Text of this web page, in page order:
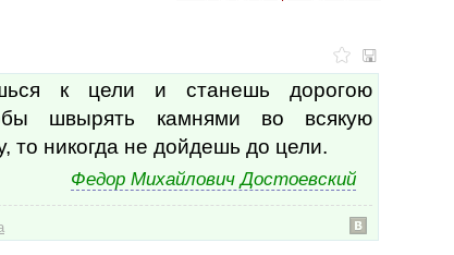
к цели и станешь дорогою
швырять камнями во всякую
то никогда не дойдешь до цели.
Федор Михайлович Достоевский